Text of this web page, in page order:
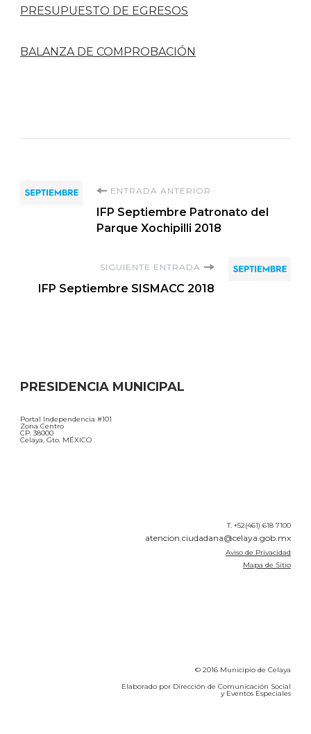
PRESUPUESTO DE EGRESOS
BALANZA DE COMPROBACIÓN
Navegación
entradas
ENTRADA ANTERIOR
IFP Septiembre Patronato del
Parque Xochipilli 2018
SIGUIENTE ENTRADA
IFP Septiembre SISMACC 2018
PRESIDENCIA MUNICIPAL
Portal Independencia #101
Zona Centro
CP. 38000
Celaya, Gto. MÉXICO
T. +52(461) 618 7100
atencion.ciudadana@celaya.gob.mx
Aviso de Privacidad
Mapa de Sitio
© 2016 Municipio de Celaya
Elaborado por Dirección de Comunicación Social
y Eventos Especiales